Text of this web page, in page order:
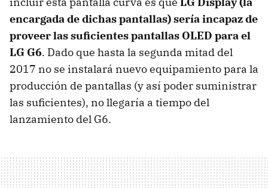
encargada de dichas pantallas) sería incapaz de
proveer las suficientes pantallas OLED para el
LG G6. Dado que hasta la segunda mitad del
2017 no se instalará nuevo equipamiento para la
producción de pantallas (y así poder suministrar
las suficientes), no llegaría a tiempo del
lanzamiento del G6.